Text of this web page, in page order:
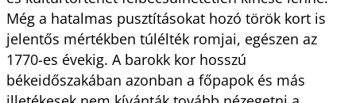
Még a hatalmas pusztításokat hozó török kort is
jelentős mértékben túlélték romjai, egészen az
1770-es évekig. A barokk kor hosszú
békeidőszakában azonban a főpapok és más